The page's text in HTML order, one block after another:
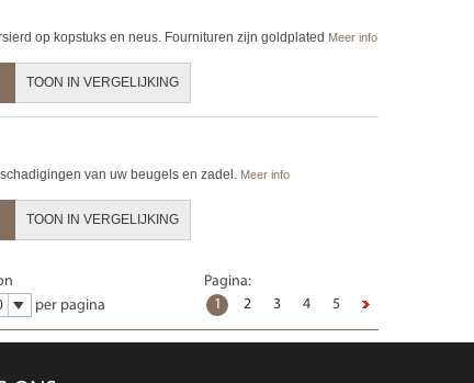
op kopstuks en neus. Fournituren zijn goldplated Meer info
TOON IN VERGELIJKING
van uw beugels en zadel. Meer info
TOON IN VERGELIJKING
Pagina:
1
2 3 4 5
per pagina